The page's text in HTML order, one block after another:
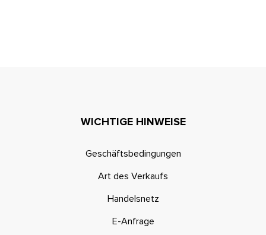
WICHTIGE HINWEISE
Geschäftsbedingungen
Art des Verkaufs
Handelsnetz
E-Anfrage